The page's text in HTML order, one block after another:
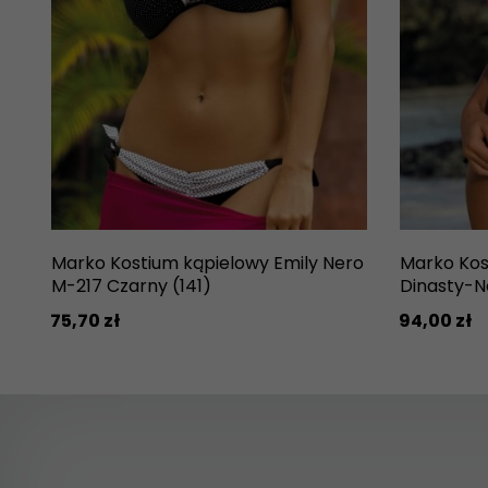
Marko Kostium kąpielowy Emily Nero
M-217 Czarny (141)
75,70 zł
Marko
Dinasty-
94,00 zł